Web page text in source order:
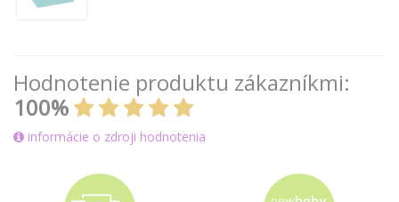
Hodnotenie produktu zákazníkmi:
100%
informácie o zdroji hodnotenia